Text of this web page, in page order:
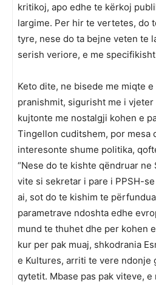
kritikoj, apo edhe te kërkoj
largime. Per hir te vertetes, do
tyre, nese do ta bejne veten te
serish veriore, e me
Keto dite, ne bisede me miqte
pranishmit, sigurisht me i vjeter
kujtonte me nostalgji kohen e
Tingellon cuditshem, por mesa
interesonte shume politika,
“Nese do te kishte qëndruar
vite si sekretar i pare i PPSH-
ai, sot do te kishim te
parametrave ndoshta edhe
mund te thuhet dhe per kohen
kur per pak muaj, shkodrania
e Kultures, arriti te vere ndonje
qytetit. Mbase pas pak viteve, e